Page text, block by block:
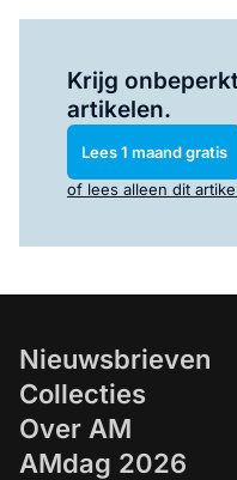
Krijg
artikelen.
Lees 1 maand gratis
of lees alleen dit
Nieuwsbrieven
Collecties
Over AM
AMdag 2026